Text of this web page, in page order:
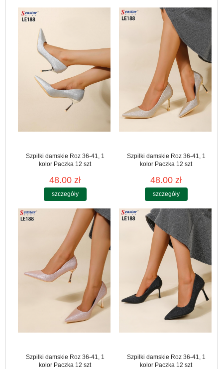
Szpilki damskie Roz 36-41, 1
kolor Paczka 12 szt
48.00 zł
szczegóły
Szpilki damskie Roz 36-41, 1
kolor Paczka 12 szt
48.00 zł
szczegóły
Szpilki damskie Roz 36-41, 1
kolor Paczka 12 szt
Szpilki damskie Roz 36-41, 1
kolor Paczka 12 szt